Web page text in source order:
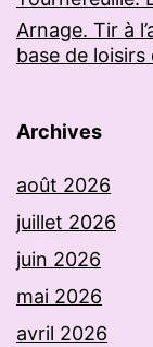
Arnage. Tir à
base de loisirs
Archives
août 2026
juillet 2026
juin 2026
mai 2026
avril 2026